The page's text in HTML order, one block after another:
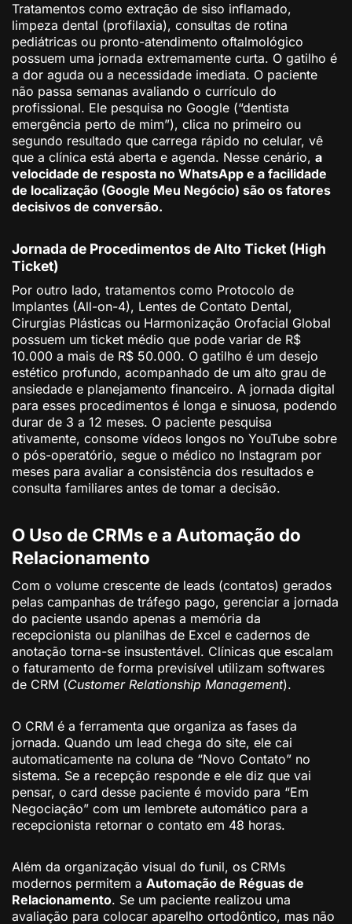
Tratamentos como extração de siso inflamado,
limpeza dental (profilaxia), consultas de rotina
pediátricas ou pronto-atendimento oftalmológico
possuem uma jornada extremamente curta. O gatilho é
a dor aguda ou a necessidade imediata. O paciente
não passa semanas avaliando o currículo do
profissional. Ele pesquisa no Google (“dentista
emergência perto de mim”), clica no primeiro ou
segundo resultado que carrega rápido no celular, vê
que a clínica está aberta e agenda. Nesse cenário, a
velocidade de resposta no WhatsApp e a facilidade
de localização (Google Meu Negócio) são os fatores
decisivos de conversão.
Jornada de Procedimentos de Alto Ticket (High
Ticket)
Por outro lado, tratamentos como Protocolo de
Implantes (All-on-4), Lentes de Contato Dental,
Cirurgias Plásticas ou Harmonização Orofacial Global
possuem um ticket médio que pode variar de R$
10.000 a mais de R$ 50.000. O gatilho é um desejo
estético profundo, acompanhado de um alto grau de
ansiedade e planejamento financeiro. A jornada digital
para esses procedimentos é longa e sinuosa, podendo
durar de 3 a 12 meses. O paciente pesquisa
ativamente, consome vídeos longos no YouTube sobre
o pós-operatório, segue o médico no Instagram por
meses para avaliar a consistência dos resultados e
consulta familiares antes de tomar a decisão.
O Uso de CRMs e a Automação do
Relacionamento
Com o volume crescente de leads (contatos) gerados
pelas campanhas de tráfego pago, gerenciar a jornada
do paciente usando apenas a memória da
recepcionista ou planilhas de Excel e cadernos de
anotação torna-se insustentável. Clínicas que escalam
o faturamento de forma previsível utilizam softwares
de CRM (Customer Relationship Management).
O CRM é a ferramenta que organiza as fases da
jornada. Quando um lead chega do site, ele cai
automaticamente na coluna de “Novo Contato” no
sistema. Se a recepção responde e ele diz que vai
pensar, o card desse paciente é movido para “Em
Negociação” com um lembrete automático para a
recepcionista retornar o contato em 48 horas.
Além da organização visual do funil, os CRMs
modernos permitem a Automação de Réguas de
Relacionamento. Se um paciente realizou uma
avaliação para colocar aparelho ortodôntico, mas não